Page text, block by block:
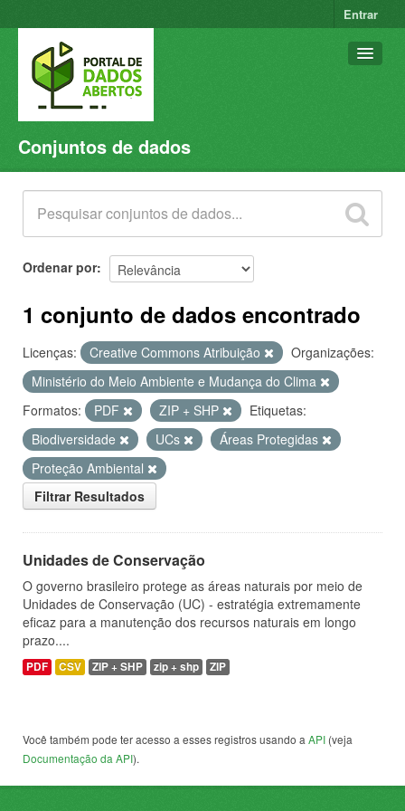
Entrar
Conjuntos de dados
Organizações
Grupos
Sobre
Conjuntos de dados
Ordenar por
1 conjunto de dados encontrado
Licenças: Creative Commons Atribuição
Organizações:
Ministério do Meio Ambiente e Mudança do Clima
Formatos:
PDF ZIP + SHP
Etiquetas:
Biodiversidade
UCs
Áreas Protegidas
Proteção Ambiental
Filtrar Resultados
Unidades de Conservação
O governo brasileiro protege as áreas naturais por meio de
Unidades de Conservação (UC) - estratégia extremamente
eficaz para a manutenção dos recursos naturais em longo
prazo....
PDF CSV ZIP + SHP zip + shp ZIP
Você também pode ter acesso a esses registros usando a API (veja
Documentação da API).